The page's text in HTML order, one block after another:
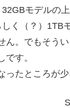
モデルの
く（？）1TB
ん。でもそう
です。
ったところが